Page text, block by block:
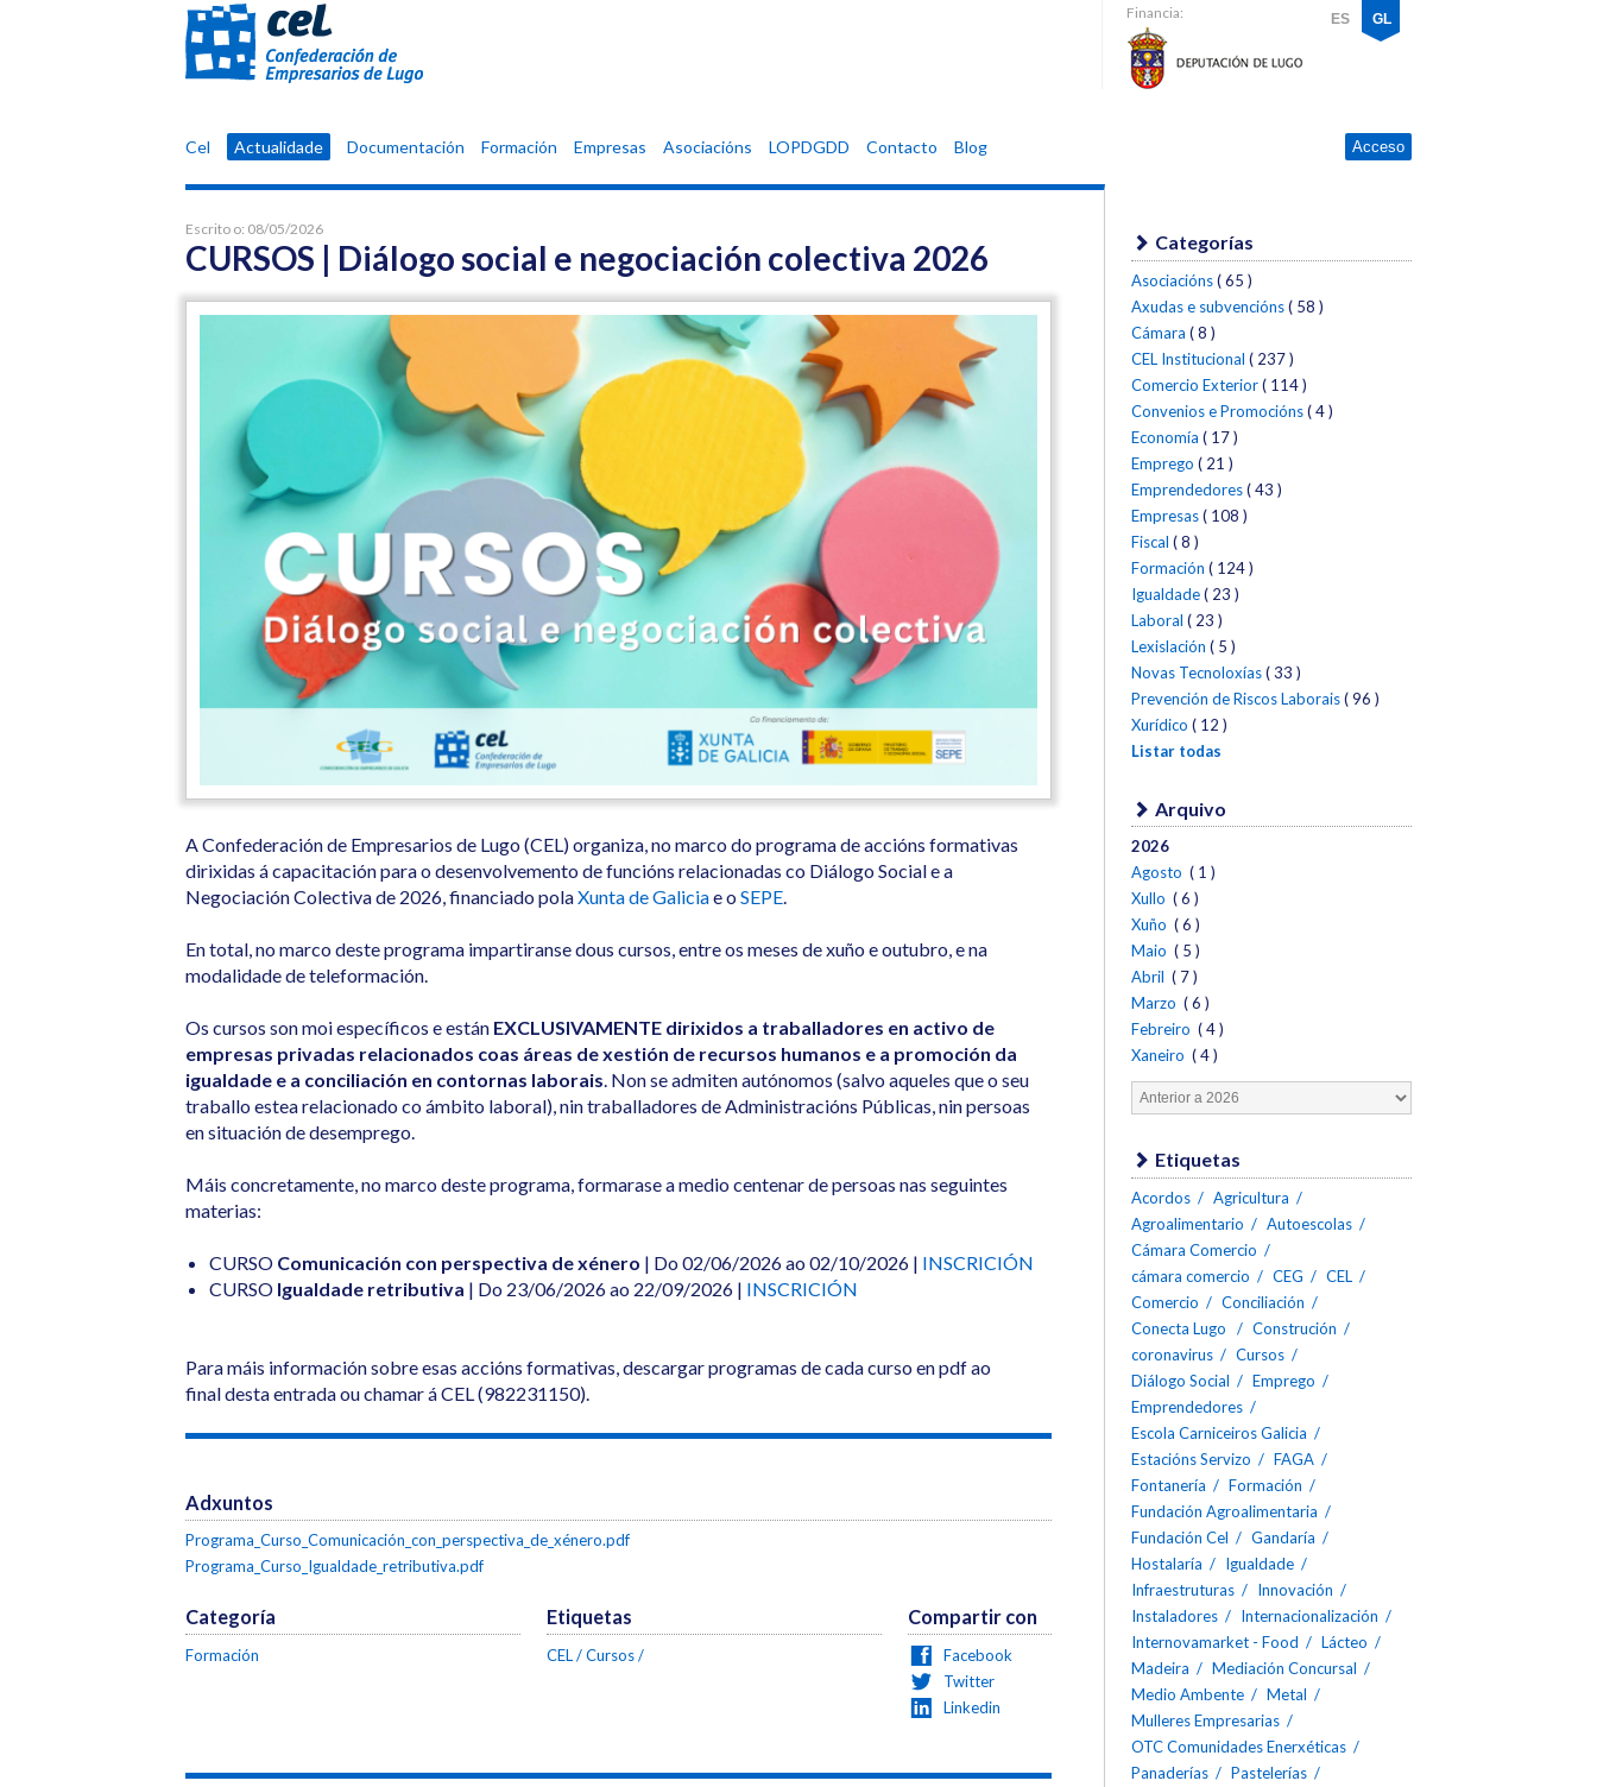
Confederación
Empresarios
de
Lugo
Financia: ES GL
Cel Actualidade Documentación Formación Empresas Asociacións LOPDGDD Contacto Blog Acceso
Escrito o: 08/05/2026
CURSOS | Diálogo social e negociación colectiva 2026
A Confederación de Empresarios de Lugo (CEL) organiza, no marco do programa de accións formativas
dirixidas á capacitación para o desenvolvemento de funcións relacionadas co Diálogo Social e a
Negociación Colectiva de 2026, financiado polaXunta de Galiciae o SEPE
En total, no marco deste programa impartiranse dous cursos, entre os meses de xuño e outubro, e na
modalidade de teleformación.
Os cursos son moi específicos e están EXCLUSIVAMENTE dirixidos a traballadores en activo de
empresas privadas relacionados coas áreas de xestión de recursos humanos e a promoción da
igualdade e a conciliación en contornas laborais . Non se admiten autónomos (salvo aqueles que o seu
traballo estea relacionado co ámbito laboral), nin traballadores de Administracións Públicas, nin persoas
en situación de desemprego.
Máis concretamente, no marco deste programa, formarase a medio centenar de persoas nas seguintes
materias:
CURSO Comunicación con perspectiva de xénero | Do 02/06/2026 ao 02/10/2026 | INSCRICIÓN
CURSO Igualdade retributiva | Do 23/06/2026 ao 22/09/2026 | INSCRICIÓN
Para máis información sobre esas accións formativas, descargar programas de cada curso en pdf ao
final desta entrada ou chamar á CEL (982231150).
Adxuntos
Programa_Curso_Comunicación_con_perspectiva_de_xénero.pdf
Programa_Curso_Igualdade_retributiva.pdf
Categoría
Formación
Etiquetas
CEL Cursos
Compartir con
Facebook
Twitter
Linkedin
Categorías
Asociacións( 65 )
Axudas e subvencións( 58 )
Cámara ( 8 )
CEL Institucional ( 237 )
Comercio Exterior( 114 )
Convenios e Promocións( 4 )
Economía ( 17 )
Emprego ( 21 )
Emprendedores( 43 )
Empresas( 108 )
Fiscal ( 8 )
Formación ( 124 )
Igualdade( 23 )
Laboral ( 23 )
Lexislación ( 5 )
Novas Tecnoloxías( 33 )
Prevención de Riscos Laborais( 96 )
Xurídico ( 12 )
Listar todas
Arquivo
2026
Agosto ( 1 )
Xullo ( 6 )
Xuño ( 6 )
Maio ( 5 )
Abril ( 7 )
Marzo ( 6 )
Febreiro ( 4 )
Xaneiro ( 4 )
Etiquetas
Acordos
Agricultura
Agroalimentario
Autoescolas
Cámara Comercio
cámara comercio
CEG
CEL
Comercio
Conciliación
Conecta Lugo
Construción
coronavirus
Cursos
Diálogo Social
Emprego
Emprendedores
Escola Carniceiros Galicia
Estacións Servizo
FAGA
Fontanería
Formación
Fundación Agroalimentaria
Fundación Cel
Gandaría
Hostalaría
Igualdade
Infraestruturas
Innovación
Instaladores
Internacionalización
Internovamarket - Food
Lácteo
Madeira
Mediación Concursal
Medio Ambente
Metal
Mulleres Empresarias
OTC Comunidades Enerxéticas
Panaderías
Pastelerías